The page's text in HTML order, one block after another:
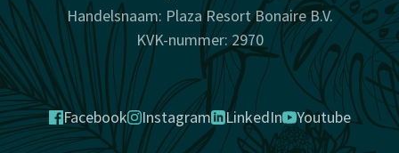
Handelsnaam: Plaza Resort Bonaire B.V.
KVK-nummer: 2970
Facebook Instagram LinkedIn Youtube